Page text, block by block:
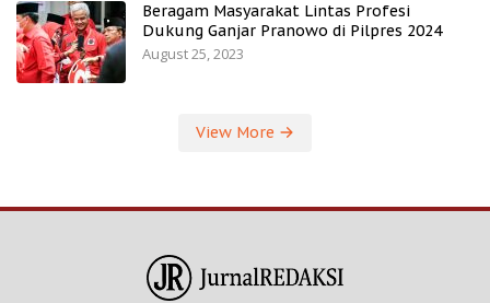
Beragam Masyarakat Lintas Profesi
Dukung Ganjar Pranowo di Pilpres 2024
August 25, 2023
View More